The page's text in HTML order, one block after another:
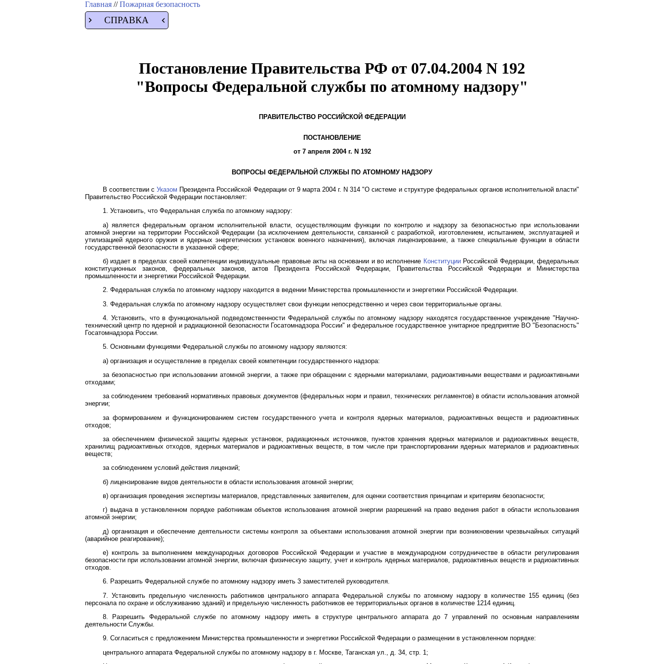
Главная //Пожарная безопасность
СПРАВКА
Постановление Правительства РФ от 07.04.2004 N 192
"Вопросы Федеральной службы по атомному надзору"
ПРАВИТЕЛЬСТВО РОССИЙСКОЙ ФЕДЕРАЦИИ
ПОСТАНОВЛЕНИЕ
от 7 апреля 2004 г. N 192
ВОПРОСЫ ФЕДЕРАЛЬНОЙ СЛУЖБЫ ПО АТОМНОМУ НАДЗОРУ
В соответствии сУказом Президента Российской Федерации от 9 марта 2004 г. N 314 "О системе и структуре федеральных органов исполнительной власти"
Правительство Российской Федерации постановляет:
1. Установить, что Федеральная служба по атомному надзору:
а) является федеральным органом исполнительной власти, осуществляющим функции по контролю и надзору за безопасностью при использовании
атомной энергии на территории Российской Федерации (за исключением деятельности, связанной с разработкой, изготовлением, испытанием, эксплуатацией и
утилизацией ядерного оружия и ядерных энергетических установок военного назначения), включая лицензирование, а также специальные функции в области
государственной безопасности в указанной сфере;
б) издает в пределах своей компетенции индивидуальные правовые акты на основании и во исполнение КонституцииРоссийской Федерации, федеральных
конституционных законов, федеральных законов, актов Президента Российской Федерации, Правительства Российской Федерации и Министерства
промышленности и энергетики Российской Федерации.
2. Федеральная служба по атомному надзору находится в ведении Министерства промышленности и энергетики Российской Федерации.
3. Федеральная служба по атомному надзору осуществляет свои функции непосредственно и через свои территориальные органы.
4. Установить, что в функциональной подведомственности Федеральной службы по атомному надзору находятся государственное учреждение "Научно-
технический центр по ядерной и радиационной безопасности Госатомнадзора России" и федеральное государственное унитарное предприятие ВО "Безопасность"
Госатомнадзора России.
5. Основными функциями Федеральной службы по атомному надзору являются:
а) организация и осуществление в пределах своей компетенции государственного надзора:
за безопасностью при использовании атомной энергии, а также при обращении с ядерными материалами, радиоактивными веществами и радиоактивными
отходами;
за соблюдением требований нормативных правовых документов (федеральных норм и правил, технических регламентов) в области использования атомной
энергии;
за формированием и функционированием систем государственного учета и контроля ядерных материалов, радиоактивных веществ и радиоактивных
отходов;
за обеспечением физической защиты ядерных установок, радиационных источников, пунктов хранения ядерных материалов и радиоактивных веществ,
хранилищ радиоактивных отходов, ядерных материалов и радиоактивных веществ, в том числе при транспортировании ядерных материалов и радиоактивных
веществ;
за соблюдением условий действия лицензий;
б) лицензирование видов деятельности в области использования атомной энергии;
в) организация проведения экспертизы материалов, представленных заявителем, для оценки соответствия принципам и критериям безопасности;
г) выдача в установленном порядке работникам объектов использования атомной энергии разрешений на право ведения работ в области использования
атомной энергии;
д) организация и обеспечение деятельности системы контроля за объектами использования атомной энергии при возникновении чрезвычайных ситуаций
(аварийное реагирование);
е) контроль за выполнением международных договоров Российской Федерации и участие в международном сотрудничестве в области регулирования
безопасности при использовании атомной энергии, включая физическую защиту, учет и контроль ядерных материалов, радиоактивных веществ и радиоактивных
отходов.
6. Разрешить Федеральной службе по атомному надзору иметь 3 заместителей руководителя.
7. Установить предельную численность работников центрального аппарата Федеральной службы по атомному надзору в количестве 155 единиц (без
персонала по охране и обслуживанию зданий) и предельную численность работников ее территориальных органов в количестве 1214 единиц.
8. Разрешить Федеральной службе по атомному надзору иметь в структуре центрального аппарата до 7 управлений по основным направлениям
деятельности Службы.
9. Согласиться с предложением Министерства промышленности и энергетики Российской Федерации о размещении в установленном порядке:
центрального аппарата Федеральной службы по атомному надзору в г. Москве, Таганская ул., д. 34, стр. 1;